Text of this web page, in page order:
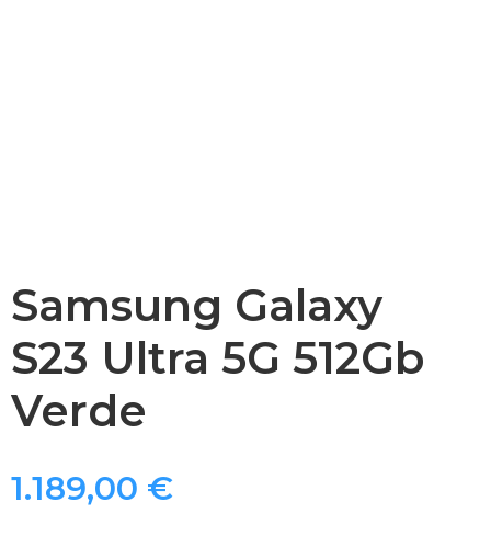
Samsung Galaxy
S23 Ultra 5G 512Gb
Verde
1.189,00 €